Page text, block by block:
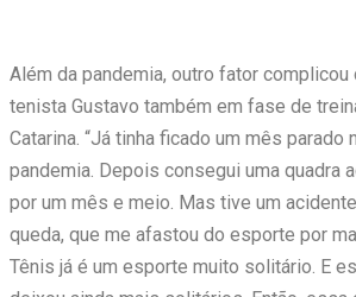
Além da pandemia, outro fator
tenista Gustavo também em fase de
Catarina. “Já tinha ficado um mês parado
pandemia. Depois consegui uma quadra
por um mês e meio. Mas tive um
queda, que me afastou do esporte por
Tênis já é um esporte muito solitário. E